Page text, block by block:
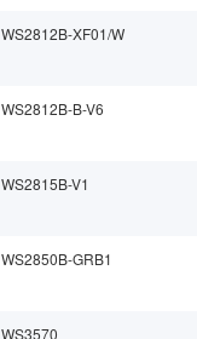
WS2812B-XF01/W
WS2812B-B-V6
WS2815B-V1
WS2850B-GRB1
WS3570